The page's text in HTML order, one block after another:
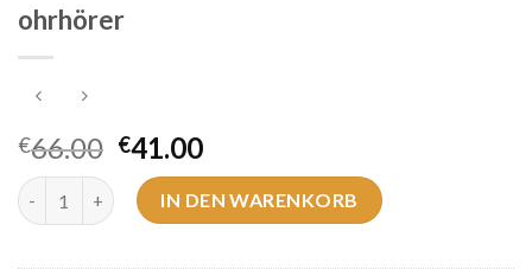
ohrhörer
€66.00 €41.00
ohrhörer Menge IN DEN WARENKORB